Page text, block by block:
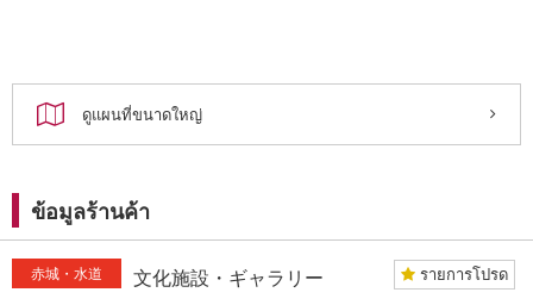
ดูแผนที่ขนาดใหญ่
ข้อมูลร้านค้า
赤城・水道 文化施設・ギャラリー รายการโปรด